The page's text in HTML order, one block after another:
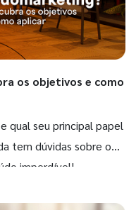
os objetivos e como
qual seu principal papel
tem dúvidas sobre o
imperdível!